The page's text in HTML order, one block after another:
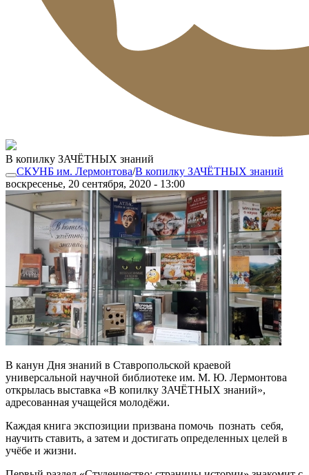
В копилку ЗАЧЁТНЫХ знаний
СКУНБ им. Лермонтова/В копилку ЗАЧЁТНЫХ знаний
воскресенье, 20 сентября, 2020 - 13:00
В канун Дня знаний в Ставропольской краевой
универсальной научной библиотеке им. М. Ю. Лермонтова
открылась выставка «В копилку ЗАЧЁТНЫХ знаний»,
адресованная учащейся молодёжи.
Каждая книга экспозиции призвана помочь познать себя,
научить ставить, а затем и достигать определенных целей в
учёбе и жизни.